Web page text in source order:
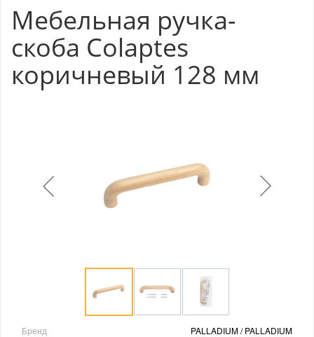
Мебельная ручка-
скоба Colaptes
коричневый 128 мм
Бренд
PALLADIUM / PALLADIUM